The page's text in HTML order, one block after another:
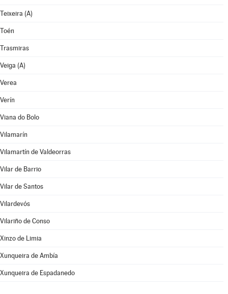
Teixeira (A)
Toén
Trasmiras
Veiga (A)
Verea
Verín
Viana do Bolo
Vilamarín
Vilamartín de Valdeorras
Vilar de Barrio
Vilar de Santos
Vilardevós
Vilariño de Conso
Xinzo de Limia
Xunqueira de Ambía
Xunqueira de Espadanedo